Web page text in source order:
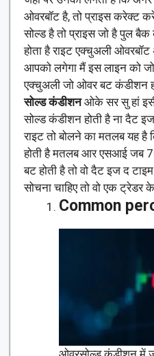
ओवरबॉट है, तो प्राइस करेक्ट
सोल्ड है तो प्राइस जो है पुल
होता है राइट एक्चुअली
आपको लगेगा मैं इस लाइन को
एक्चुअली जो ओवर बट कंडीशन
सोल्ड कंडीशनओके सर सु हां
सोल्ड कंडीशन होती है ना दैट
राइट तो बोलने का मतलब यह
होती है मतलब आर एसआई जब
बट होती है तो वो दैट इज द
सोचना चाहिए तो वो एक
Common